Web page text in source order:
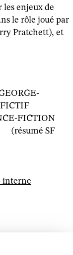
les enjeux de
le rôle joué par
Pratchett), et
FICTION
(résumé SF
interne